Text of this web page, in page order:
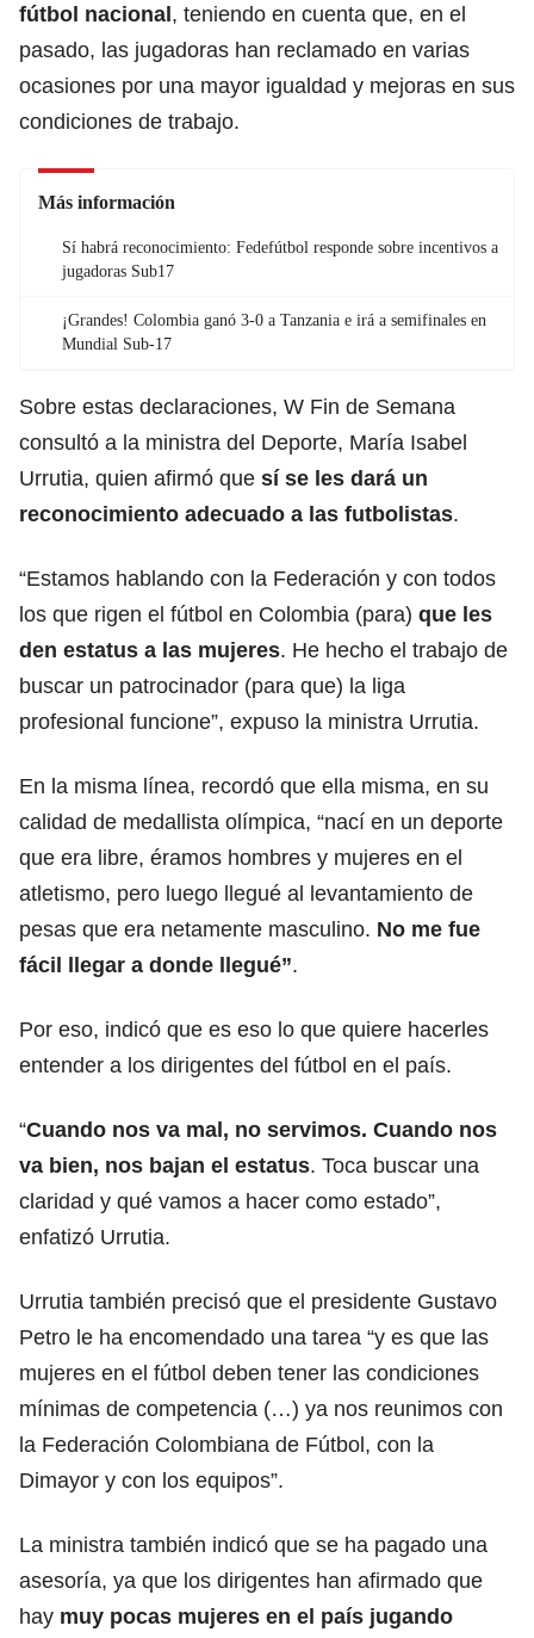
fútbol nacional, teniendo en cuenta que, en el
pasado, las jugadoras han reclamado en varias
ocasiones por una mayor igualdad y mejoras en sus
condiciones de trabajo.
Más información
Sí habrá reconocimiento: Fedefútbol responde sobre incentivos a
jugadoras Sub17
¡Grandes! Colombia ganó 3-0 a Tanzania e irá a semifinales en
Mundial Sub-17
Sobre estas declaraciones, W Fin de Semana
consultó a la ministra del Deporte, María Isabel
Urrutia, quien afirmó que sí se les dará un
reconocimiento adecuado a las futbolistas.
“Estamos hablando con la Federación y con todos
los que rigen el fútbol en Colombia (para) que les
den estatus a las mujeres. He hecho el trabajo de
buscar un patrocinador (para que) la liga
profesional funcione”, expuso la ministra Urrutia.
En la misma línea, recordó que ella misma, en su
calidad de medallista olímpica, “nací en un deporte
que era libre, éramos hombres y mujeres en el
atletismo, pero luego llegué al levantamiento de
pesas que era netamente masculino. No me fue
fácil llegar a donde llegué”.
Por eso, indicó que es eso lo que quiere hacerles
entender a los dirigentes del fútbol en el país.
“Cuando nos va mal, no servimos. Cuando nos
va bien, nos bajan el estatus. Toca buscar una
claridad y qué vamos a hacer como estado”,
enfatizó Urrutia.
Urrutia también precisó que el presidente Gustavo
Petro le ha encomendado una tarea “y es que las
mujeres en el fútbol deben tener las condiciones
mínimas de competencia (…) ya nos reunimos con
la Federación Colombiana de Fútbol, con la
Dimayor y con los equipos”.
La ministra también indicó que se ha pagado una
asesoría, ya que los dirigentes han afirmado que
hay muy pocas mujeres en el país jugando